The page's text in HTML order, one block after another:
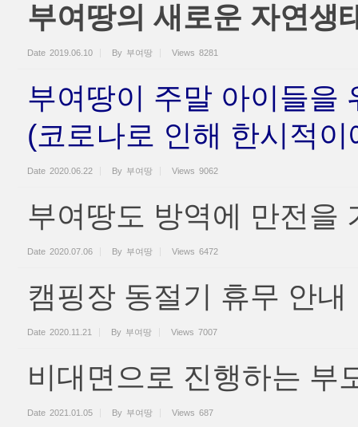
부여땅의 새로운 자연생
Date 2019.06.10 By 부여땅 Views 8281
부여땅이 주말 아이들을
(코로나로 인해 한시적이
Date 2020.06.22 By 부여땅 Views 9062
부여땅도 방역에 만전을
Date 2020.07.06 By 부여땅 Views 6472
캠핑장 동절기 휴무 안내
Date 2020.11.21 By 부여땅 Views 7007
비대면으로 진행하는 부
Date 2021.01.05 By 부여땅 Views 687